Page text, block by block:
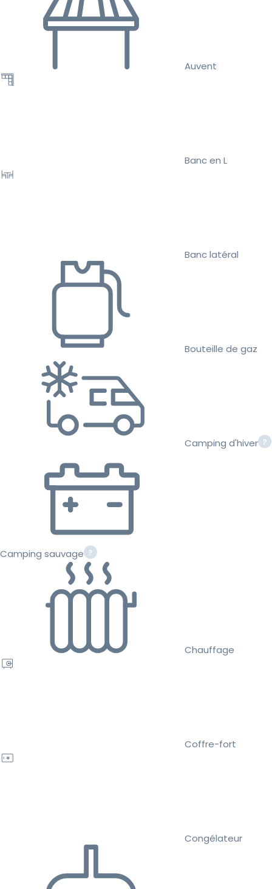
Auvent
Banc en L
Banc latéral
Bouteille de gaz
Camping d'hiver
Camping sauvage
Chauffage
Coffre-fort
Congélateur